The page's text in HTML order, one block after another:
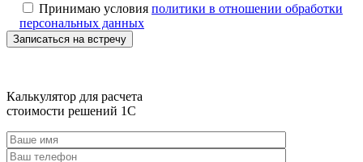
Принимаю условия политики в отношении обработки
персональных данных
Записаться на встречу
Калькулятор для расчета
стоимости решений 1C